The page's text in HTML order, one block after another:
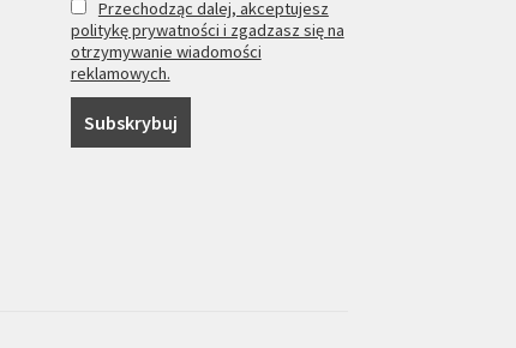
Przechodząc dalej, akceptujesz
politykę prywatności i zgadzasz się na
otrzymywanie wiadomości
reklamowych.